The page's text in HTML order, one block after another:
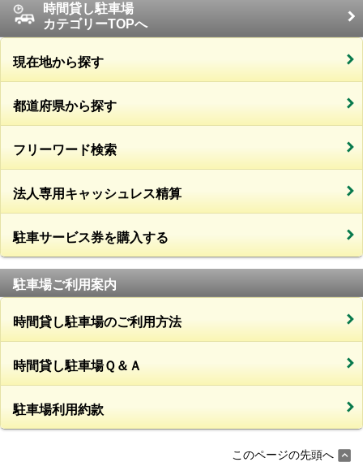
時間貸し駐車場
カテゴリーTOPへ
現在地から探す
都道府県から探す
フリーワード検索
法人専用キャッシュレス精算
駐車サービス券を購入する
駐車場ご利用案内
時間貸し駐車場のご利用方法
時間貸し駐車場Ｑ＆Ａ
駐車場利用約款
このページの先頭へ